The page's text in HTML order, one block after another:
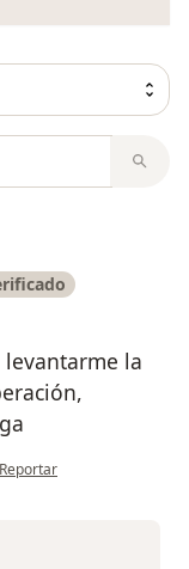
la
en opinión del usuario
Reportar